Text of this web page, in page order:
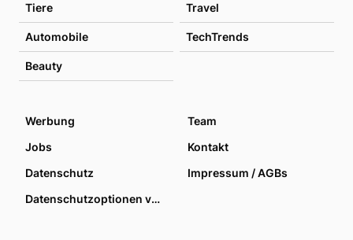
Tiere Travel
Automobile TechTrends
Beauty
Werbung
Team
Jobs
Kontakt
Datenschutz
Impressum / AGBs
Datenschutzoptionen verwalten